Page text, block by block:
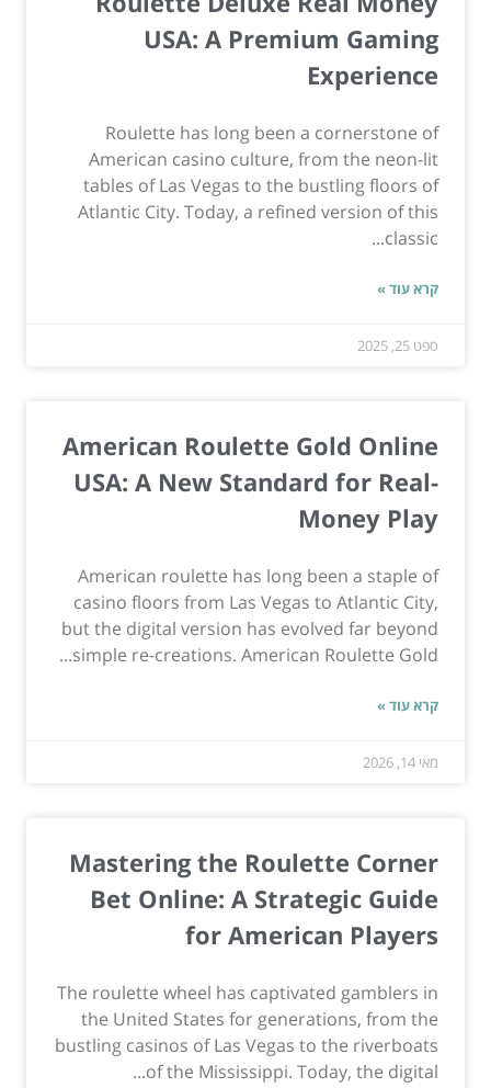
USA: A Premium Gaming
Experience
Roulette has long been a cornerstone of
American casino culture, from the neon-lit
tables of Las Vegas to the bustling floors of
Atlantic City. Today, a refined version of this
classic...
קרא עוד »
ספט 25, 2025
American Roulette Gold Online
USA: A New Standard for Real-
Money Play
American roulette has long been a staple of
casino floors from Las Vegas to Atlantic City,
but the digital version has evolved far beyond
simple re-creations. American Roulette Gold...
קרא עוד »
מאי 14, 2026
Mastering the Roulette Corner
Bet Online: A Strategic Guide
for American Players
The roulette wheel has captivated gamblers in
the United States for generations, from the
bustling casinos of Las Vegas to the riverboats
of the Mississippi. Today, the digital...